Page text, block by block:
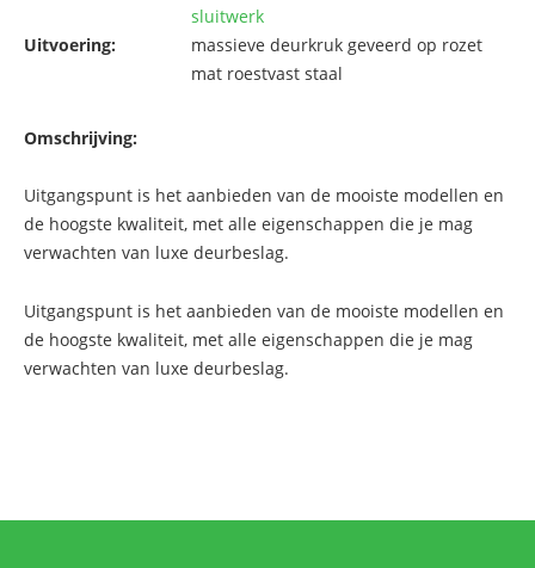
sluitwerk
Uitvoering:
massieve deurkruk geveerd op rozet
mat roestvast staal
Omschrijving:
Uitgangspunt is het aanbieden van de mooiste modellen en
de hoogste kwaliteit, met alle eigenschappen die je mag
verwachten van luxe deurbeslag.
Uitgangspunt is het aanbieden van de mooiste modellen en
de hoogste kwaliteit, met alle eigenschappen die je mag
verwachten van luxe deurbeslag.